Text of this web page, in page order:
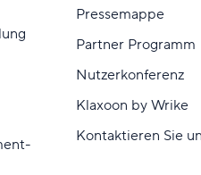
Pressemappe
Partner Programm
Nutzerkonferenz
Klaxoon by Wrike
Kontaktieren Sie